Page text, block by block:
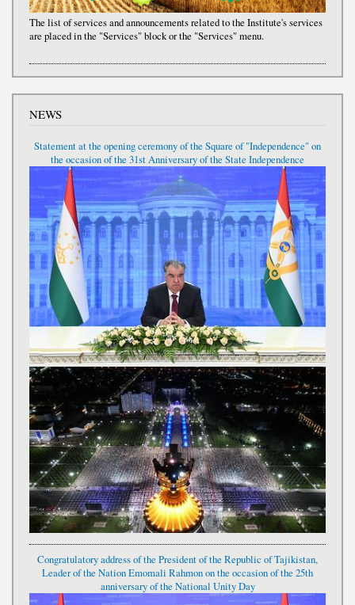
The list of services and announcements related to the Institute's services
are placed in the "Services" block or the "Services" menu.
NEWS
Statement at the opening ceremony of the Square of "Independence" on
the occasion of the 31st Anniversary of the State Independence
Congratulatory address of the President of the Republic of Tajikistan,
Leader of the Nation Emomali Rahmon on the occasion of the 25th
anniversary of the National Unity Day